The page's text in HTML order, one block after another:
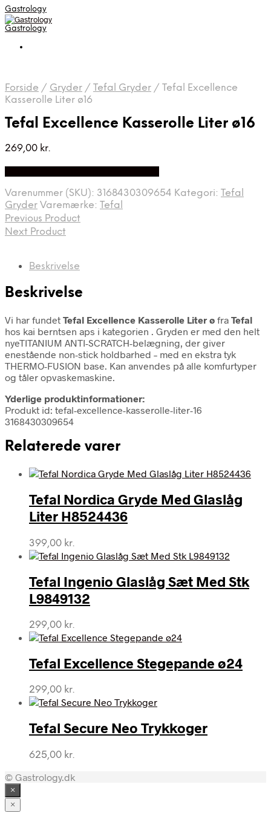
Gastrology
Gastrology
Forside / Gryder / Tefal Gryder / Tefal Excellence
Kasserolle Liter ø16
Tefal Excellence Kasserolle Liter ø16
269,00 kr.
Varenummer (SKU): 3168430309654 Kategori: Tefal
Gryder Varemærke: Tefal
Previous Product
Next Product
Beskrivelse
Beskrivelse
Vi har fundet Tefal Excellence Kasserolle Liter ø fra Tefal
hos kai berntsen aps i kategorien . Gryden er med den helt
nyeTITANIUM ANTI-SCRATCH-belægning, der giver
enestående non-stick holdbarhed – med en ekstra tyk
THERMO-FUSION base. Kan anvendes på alle komfurtyper
og tåler opvaskemaskine.
Yderlige produktinformationer:
Produkt id: tefal-excellence-kasserolle-liter-16
3168430309654
Relaterede varer
Tefal Nordica Gryde Med Glaslåg
Liter H8524436
399,00 kr.
Tefal Ingenio Glaslåg Sæt Med Stk
L9849132
299,00 kr.
Tefal Excellence Stegepande ø24
299,00 kr.
Tefal Secure Neo Trykkoger
625,00 kr.
© Gastrology.dk
×
×